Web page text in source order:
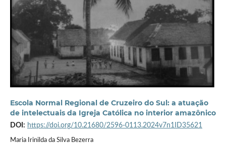
Escola Normal Regional de Cruzeiro do Sul: a atuação
de intelectuais da Igreja Católica no interior amazônico
DOI: https://doi.org/10.21680/2596-0113.2024v7n1ID35621
Maria Irinilda da Silva Bezerra